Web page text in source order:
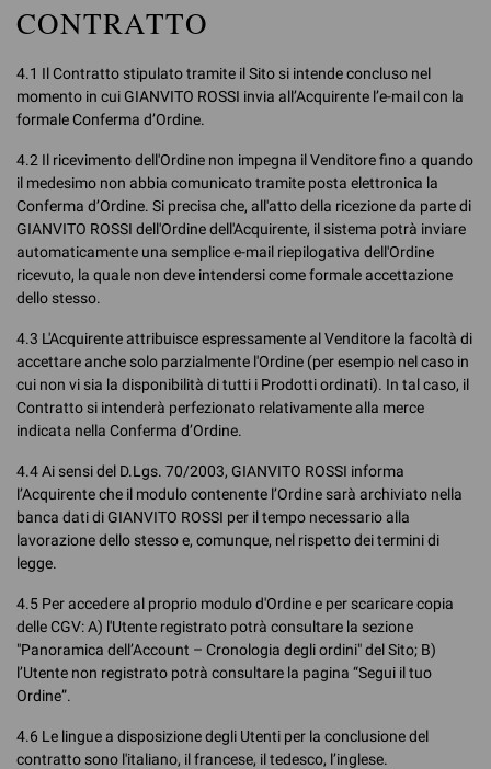
CONTRATTO
4.1 Il Contratto stipulato tramite il Sito si intende concluso nel
momento in cui GIANVITO ROSSI invia all’Acquirente l’e-mail con la
formale Conferma d’Ordine.
4.2 Il ricevimento dell'Ordine non impegna il Venditore fino a quando
il medesimo non abbia comunicato tramite posta elettronica la
Conferma d’Ordine. Si precisa che, all'atto della ricezione da parte di
GIANVITO ROSSI dell'Ordine dell'Acquirente, il sistema potrà inviare
automaticamente una semplice e-mail riepilogativa dell'Ordine
ricevuto, la quale non deve intendersi come formale accettazione
dello stesso.
4.3 L'Acquirente attribuisce espressamente al Venditore la facoltà di
accettare anche solo parzialmente l'Ordine (per esempio nel caso in
cui non vi sia la disponibilità di tutti i Prodotti ordinati). In tal caso, il
Contratto si intenderà perfezionato relativamente alla merce
indicata nella Conferma d’Ordine.
4.4 Ai sensi del D.Lgs. 70/2003, GIANVITO ROSSI informa
l’Acquirente che il modulo contenente l’Ordine sarà archiviato nella
banca dati di GIANVITO ROSSI per il tempo necessario alla
lavorazione dello stesso e, comunque, nel rispetto dei termini di
legge.
4.5 Per accedere al proprio modulo d'Ordine e per scaricare copia
delle CGV: A) l'Utente registrato potrà consultare la sezione
"Panoramica dell’Account – Cronologia degli ordini" del Sito; B)
l’Utente non registrato potrà consultare la pagina “Segui il tuo
Ordine”.
4.6 Le lingue a disposizione degli Utenti per la conclusione del
contratto sono l'italiano, il francese, il tedesco, l’inglese.